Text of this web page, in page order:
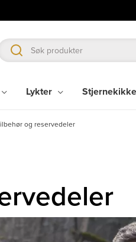
Lykter
og reservedeler